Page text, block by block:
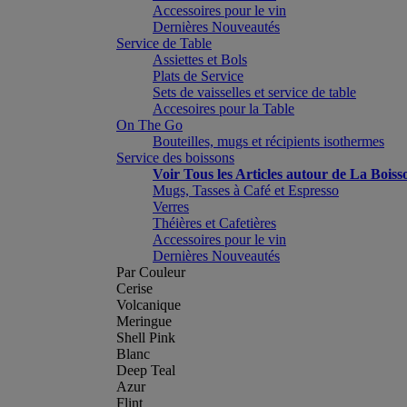
Accessoires pour le vin
Dernières Nouveautés
Service de Table
Assiettes et Bols
Plats de Service
Sets de vaisselles et service de table
Accesoires pour la Table
On The Go
Bouteilles, mugs et récipients isothermes
Service des boissons
Voir Tous les Articles autour de La
Mugs, Tasses à Café et Espresso
Verres
Théières et Cafetières
Accessoires pour le vin
Dernières Nouveautés
Par Couleur
Cerise
Volcanique
Meringue
Shell Pink
Blanc
Deep Teal
Azur
Flint